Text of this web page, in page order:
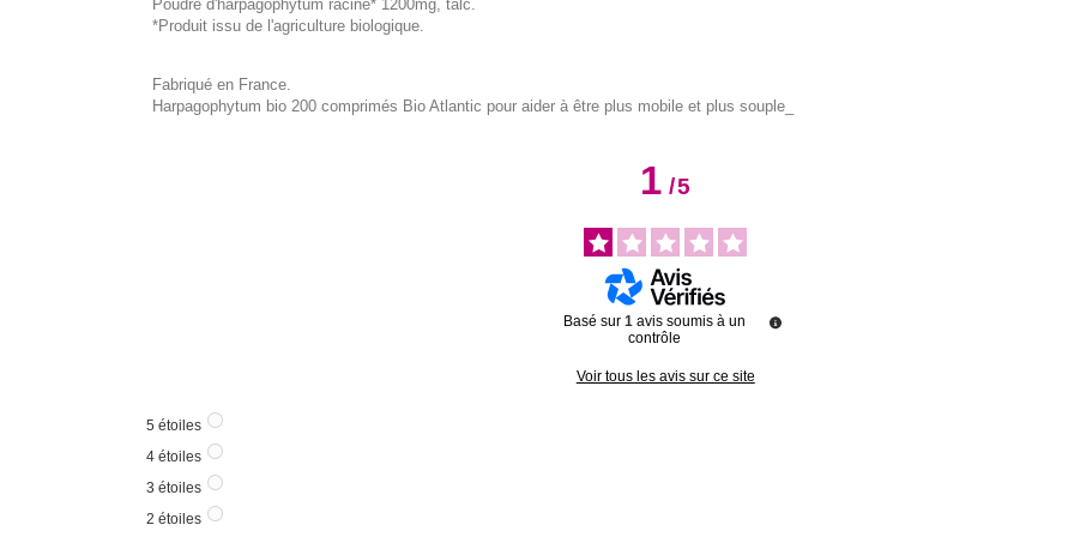
Poudre d'harpagophytum racine* 1200mg, talc.
*Produit issu de l'agriculture biologique.
Fabriqué en France.
Harpagophytum bio 200 comprimés Bio Atlantic pour aider à être plus mobile et plus souple_
1/5
Basé sur1 avis soumis à un
contrôle
Voir tous les avis sur ce site
5 étoiles
4 étoiles
3 étoiles
2 étoiles